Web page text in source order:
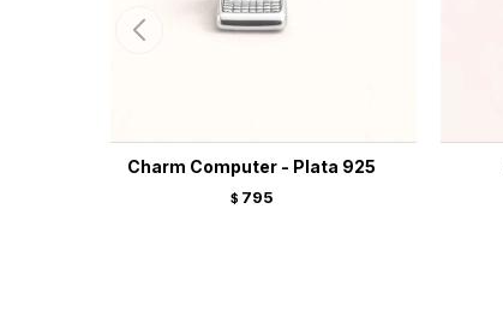
Charm Computer - Plata 925
$ 795